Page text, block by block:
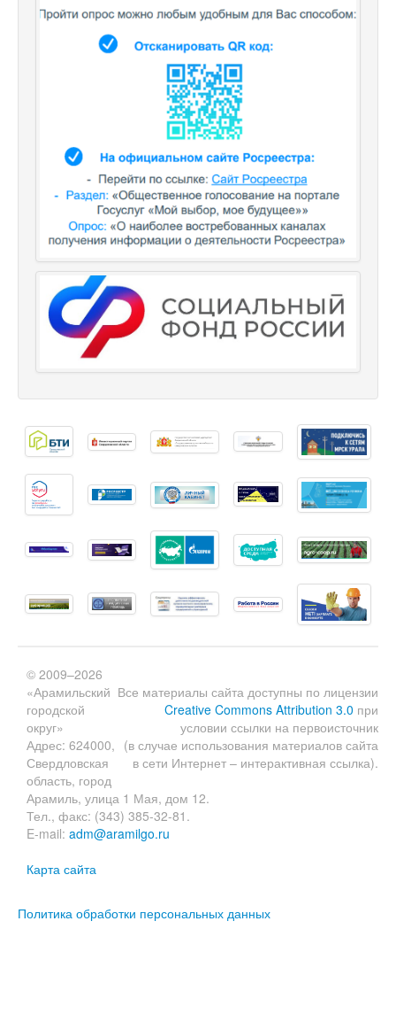
Все материалы сайта доступны по лицензии
Creative Commons Attribution 3.0 при
условии ссылки на первоисточник
(в случае использования материалов сайта
в сети Интернет – интерактивная ссылка).
© 2009–2026
«Арамильский
городской
округ»
Адрес: 624000,
Свердловская
область, город
Арамиль, улица 1 Мая, дом 12.
Тел., факс: (343) 385-32-81.
E-mail: adm@aramilgo.ru
Карта сайта
Политика обработки персональных данных